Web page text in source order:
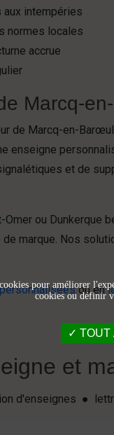
aux intempéries
normes locales
accrue
Marcq-
de Marcq-en-
enseigne
et de
ou
marque. Nos
ou en
et
d'enseignes ●
pour améliorer
cookies ou définir
TOUT